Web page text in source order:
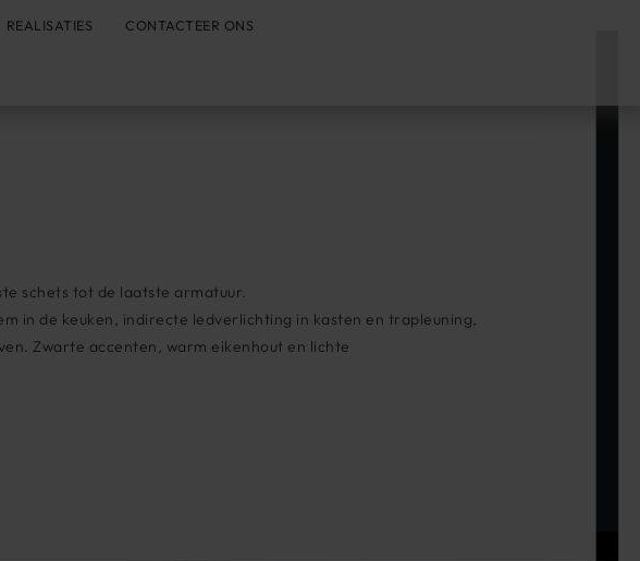
REALISATIES CONTACTEER ONS
schets tot de laatste armatuur.
in de keuken, indirecte ledverlichting in kasten en trapleuning,
Zwarte accenten, warm eikenhout en lichte